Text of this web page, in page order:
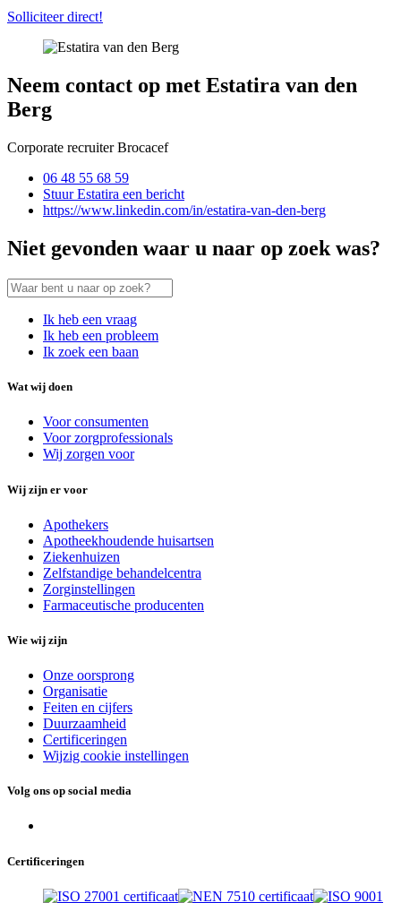
Solliciteer direct!
Neem contact op met Estatira van den
Berg
Corporate recruiter Brocacef
06 48 55 68 59
Stuur Estatira een bericht
https://www.linkedin.com/in/estatira-van-den-berg
Niet gevonden waar u naar op zoek was?
Ik heb een vraag
Ik heb een probleem
Ik zoek een baan
Wat wij doen
Voor consumenten
Voor zorgprofessionals
Wij zorgen voor
Wij zijn er voor
Apothekers
Apotheekhoudende huisartsen
Ziekenhuizen
Zelfstandige behandelcentra
Zorginstellingen
Farmaceutische producenten
Wie wij zijn
Onze oorsprong
Organisatie
Feiten en cijfers
Duurzaamheid
Certificeringen
Wijzig cookie instellingen
Volg ons op social media
Certificeringen